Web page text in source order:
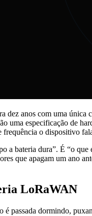
anos com uma única
especificação de
o dispositivo
a bateria dura”. É “o
que apagam um ano
LoRaWAN
passada dormindo,